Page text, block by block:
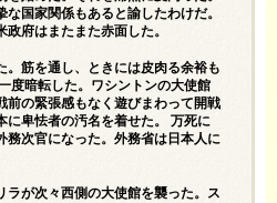
国家関係もあると諭したわけだ。
府はまたまた赤面した。
。筋を通し、ときには皮肉る余裕も
度暗転した。ワシントンの大使館
前の緊張感もなく遊びまわって開戦
に卑怯者の汚名を着せた。 万死に
務次官になった。外務省は日本人に
ラが次々西側の大使館を襲った。ス